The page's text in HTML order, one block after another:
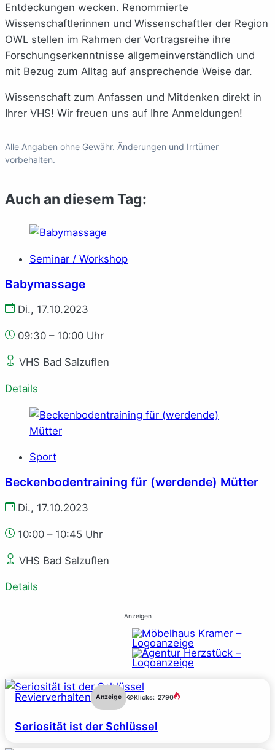
Entdeckungen wecken. Renommierte
Wissenschaftlerinnen und Wissenschaftler der Region
OWL stellen im Rahmen der Vortragsreihe ihre
Forschungserkenntnisse allgemeinverständlich und
mit Bezug zum Alltag auf ansprechende Weise dar.
Wissenschaft zum Anfassen und Mitdenken direkt in
Ihrer VHS! Wir freuen uns auf Ihre Anmeldungen!
Alle Angaben ohne Gewähr. Änderungen und Irrtümer
vorbehalten.
Auch an diesem Tag:
Seminar / Workshop
Babymassage
Di., 17.10.2023
09:30 – 10:00 Uhr
VHS Bad Salzuflen
Details
Sport
Beckenbodentraining für (werdende) Mütter
Di., 17.10.2023
10:00 – 10:45 Uhr
VHS Bad Salzuflen
Details
Anzeigen
Revierverhalten Anzeige Klicks: 2790
Seriosität ist der Schlüssel